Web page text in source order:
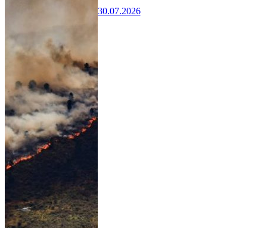
30.07.2026